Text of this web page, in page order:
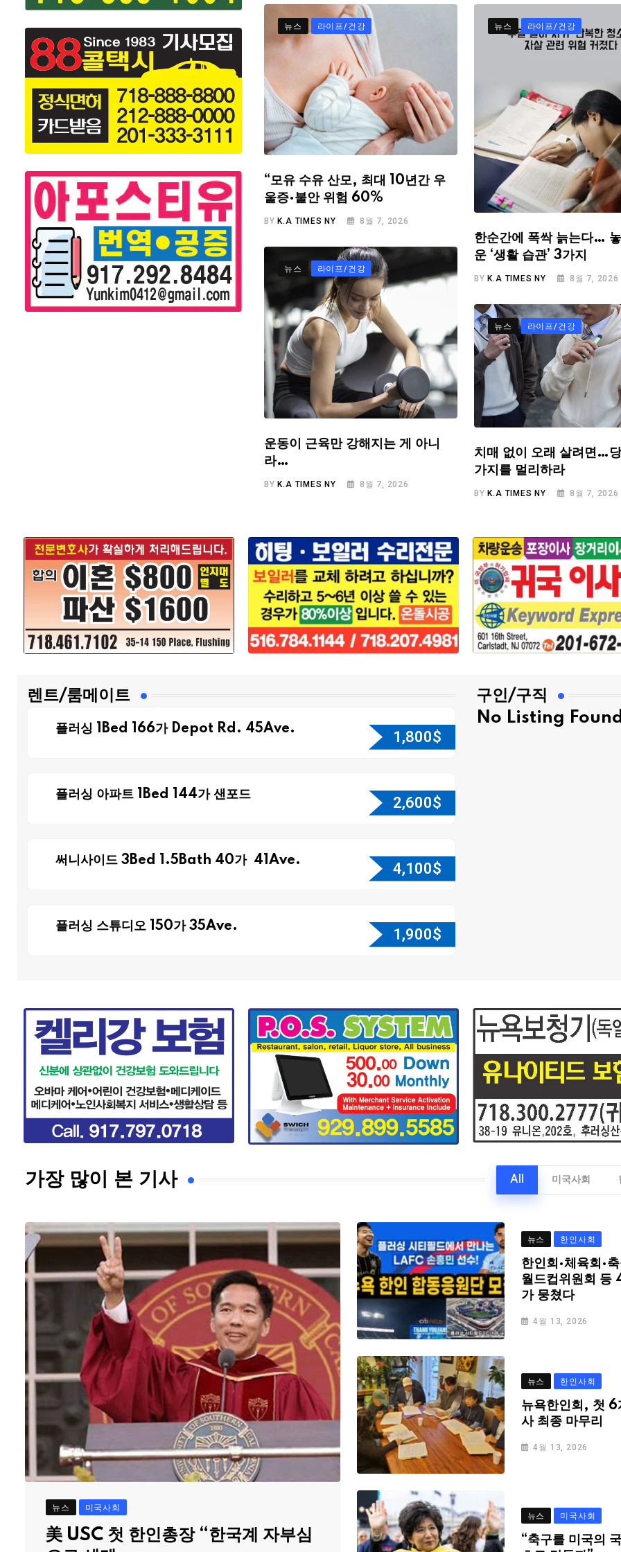
뉴스 라이프/건강
“모유 수유 산모, 최대 10년간 우
울증·불안 위험 60%
BYK.A TIMES NY 8월 7, 2026
뉴스 라이프/건강
한순간에 폭싹 늙는다…
운 ‘생활 습관’ 3가지
BY K.A TIMES NY 8월 7, 2026
뉴스 라이프/건강
운동이 근육만 강해지는 게 아니
라…
BY K.A TIMES NY 8월 7, 2026
뉴스 라이프/건강
치매 없이 오래 살려면…
가지를 멀리하라
BYK.A TIMES NY 8월 7, 2026
렌트/룸메이트
플러싱 1Bed 166가 Depot Rd. 45Ave. 1,800$
플러싱 아파트 1Bed 144가 샌포드 2,600$
써니사이드 3Bed 1.5Bath 40가 41Ave. 4,100$
플러싱 스튜디오 150가 35Ave. 1,900$
구인/구직
No Listing
가장 많이 본 기사 All 미국사회
뉴스 미국사회
美 USC 첫 한인총장 “한국계 자부심
뉴스 한인사회
한인회·체육회·
월드컵위원회 등
가 뭉쳤다
4월 13, 2026
뉴스 한인사회
뉴욕한인회, 첫 6
사 최종 마무리
4월 13, 2026
뉴스 미국사회
“축구를 미국의